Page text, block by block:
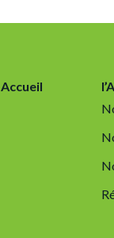
Accueil